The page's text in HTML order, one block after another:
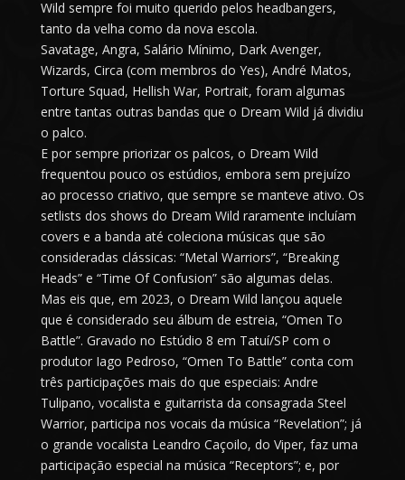
Wild sempre foi muito querido pelos headbangers,
tanto da velha como da nova escola.
Savatage, Angra, Salário Mínimo, Dark Avenger,
Wizards, Circa (com membros do Yes), André Matos,
Torture Squad, Hellish War, Portrait, foram algumas
entre tantas outras bandas que o Dream Wild já dividiu
o palco.
E por sempre priorizar os palcos, o Dream Wild
frequentou pouco os estúdios, embora sem prejuízo
ao processo criativo, que sempre se manteve ativo. Os
setlists dos shows do Dream Wild raramente incluíam
covers e a banda até coleciona músicas que são
consideradas clássicas: “Metal Warriors”, “Breaking
Heads” e “Time Of Confusion” são algumas delas.
Mas eis que, em 2023, o Dream Wild lançou aquele
que é considerado seu álbum de estreia, “Omen To
Battle”. Gravado no Estúdio 8 em Tatuí/SP com o
produtor Iago Pedroso, “Omen To Battle” conta com
três participações mais do que especiais: Andre
Tulipano, vocalista e guitarrista da consagrada Steel
Warrior, participa nos vocais da música “Revelation”; já
o grande vocalista Leandro Caçoilo, do Viper, faz uma
participação especial na música “Receptors”; e, por